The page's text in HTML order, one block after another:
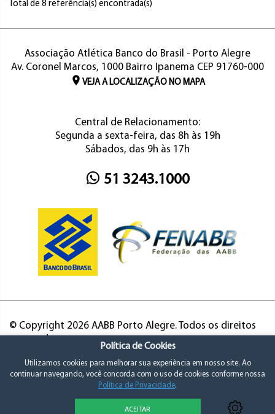
Total de 8 referência(s) encontrada(s)
Associação Atlética Banco do Brasil - Porto Alegre
Av. Coronel Marcos, 1000 Bairro Ipanema CEP 91760-000
VEJA A LOCALIZAÇÃO NO MAPA
Central de Relacionamento:
Segunda a sexta-feira, das 8h às 19h
Sábados, das 9h às 17h
51 3243.1000
© Copyright 2026 AABB Porto Alegre. Todos os direitos
Política de Cookies
Utilizamos cookies para melhorar sua experiência em nosso site. Ao
continuar navegando, você concorda com o uso de cookies conforme nossa
Política de Privacidade.
ACEITAR